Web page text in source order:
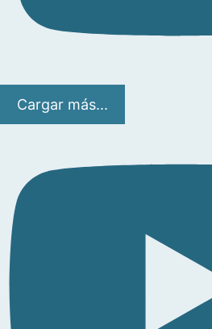
Cargar más...